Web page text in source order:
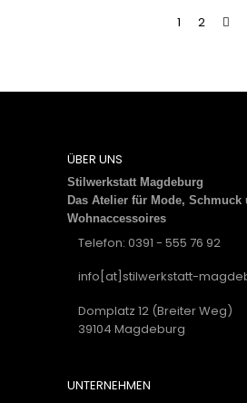
1 2
ÜBER UNS
Stilwerkstatt Magdeburg
Das Atelier für Mode, Schmuck
Wohnaccessoires
Telefon: 0391 - 555 76 92
info[at]stilwerkstatt-
Domplatz 12 (Breiter Weg)
39104 Magdeburg
UNTERNEHMEN